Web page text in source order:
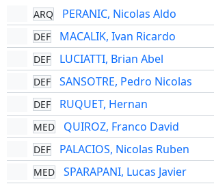
ARQ PERANIC, Nicolas Aldo
DEF MACALIK, Ivan Ricardo
DEF LUCIATTI, Brian Abel
DEF SANSOTRE, Pedro Nicolas
DEF RUQUET, Hernan
MED QUIROZ, Franco David
DEF PALACIOS, Nicolas Ruben
MED SPARAPANI, Lucas Javier